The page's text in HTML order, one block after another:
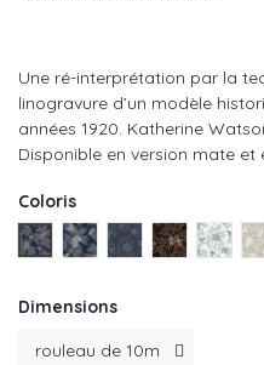
Une ré-interprétation par la
linogravure d’un modèle
années 1920. Katherine
Disponible en version mate et
Coloris
Doré - réf : Muguets IL
Bleu - réf : Muguets IL
Luciole - réf :
Fruits - réf :
Dimensions